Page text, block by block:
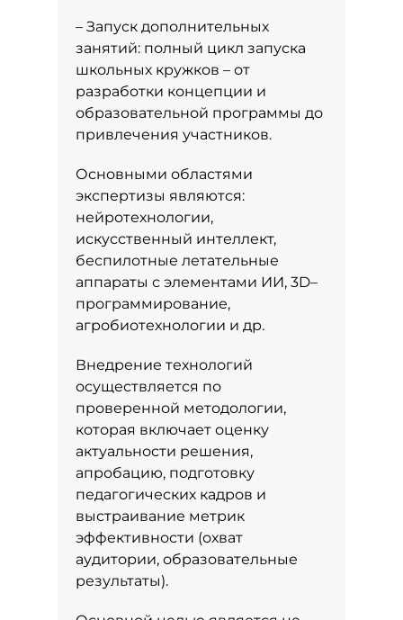
– Запуск дополнительных
занятий: полный цикл запуска
школьных кружков – от
разработки концепции и
образовательной программы до
привлечения участников.
Основными областями
экспертизы являются:
нейротехнологии,
искусственный интеллект,
беспилотные летательные
аппараты с элементами ИИ, 3D–
программирование,
агробиотехнологии и др.
Внедрение технологий
осуществляется по
проверенной методологии,
которая включает оценку
актуальности решения,
апробацию, подготовку
педагогических кадров и
выстраивание метрик
эффективности (охват
аудитории, образовательные
результаты).